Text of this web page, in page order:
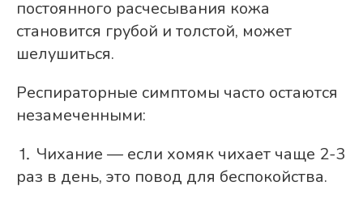
постоянного расчесывания кожа
становится грубой и толстой, может
шелушиться.
Респираторные симптомы часто остаются
незамеченными:
⒈ Чихание — если хомяк чихает чаще 2-3
раз в день, это повод для беспокойства.